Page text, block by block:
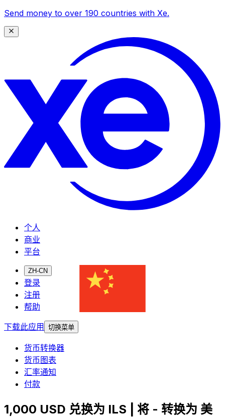
Send money to over 190 countries with Xe.
个人
商业
平台
ZH-CN
登录
注册
帮助
下载此应用
切换菜单
货币转换器
货币图表
汇率通知
付款
1,000 USD 兑换为 ILS | 将 - 转换为 美